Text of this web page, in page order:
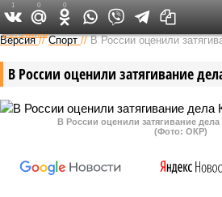
Федеральный выпуск
Версия //Спорт //В России оценили
В России оценили затягивание
В России оценили затягивание
(Фото: ОКР)
1 0 0